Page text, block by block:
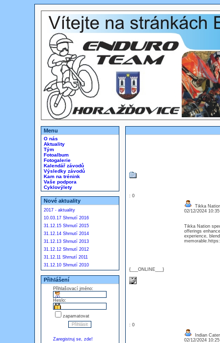
Menu
O nás
Aktuality
Tým
Fotoalbum
Fotogalerie
Kalendář závodů
Výsledky závodů
Kam na trénink
Vaše podpora
Cyklovýlety
Nové aktuality
2017 - aktuality
10.03.17 Shrnutí 2016
31.12.15 Shrnutí 2015
31.12.14 Shrnutí 2014
31.12.13 Shrnutí 2013
31.12.12 Shrnutí 2012
31.12.11 Shrnutí 2011
31.12.10 Shrnutí 2010
Přihlášení
Přihlašovací jméno:
Heslo:
zapamatovat
Zaregistruj se, zde!
: 0
{___ONLINE___}
Tikka
02/12/2024
Tikka Nation
offerings
experience,
: 0
Indian
02/12/2024